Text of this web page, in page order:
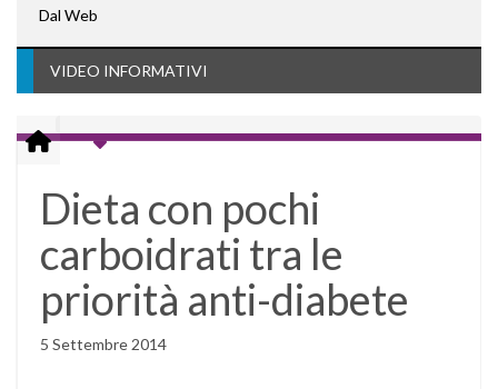
Dal Web
VIDEO INFORMATIVI
Dieta con pochi
carboidrati tra le
priorità anti-diabete
5 Settembre 2014